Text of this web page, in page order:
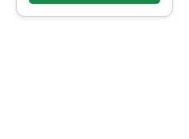
€24,00
Questo